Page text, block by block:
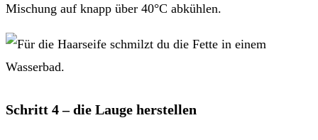
Mischung auf knapp über 40°C abkühlen.
Schritt 4 – die Lauge herstellen